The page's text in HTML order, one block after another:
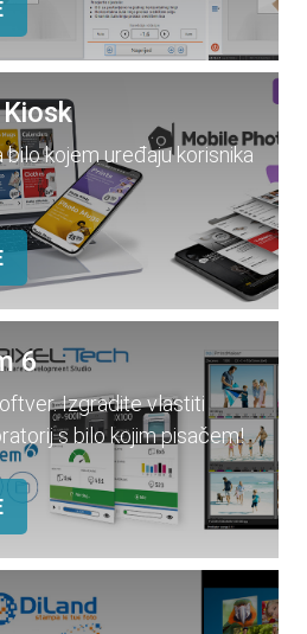
kojem uređaju korisnika
6
Izgradite vlastiti
s bilo kojim pisačem!